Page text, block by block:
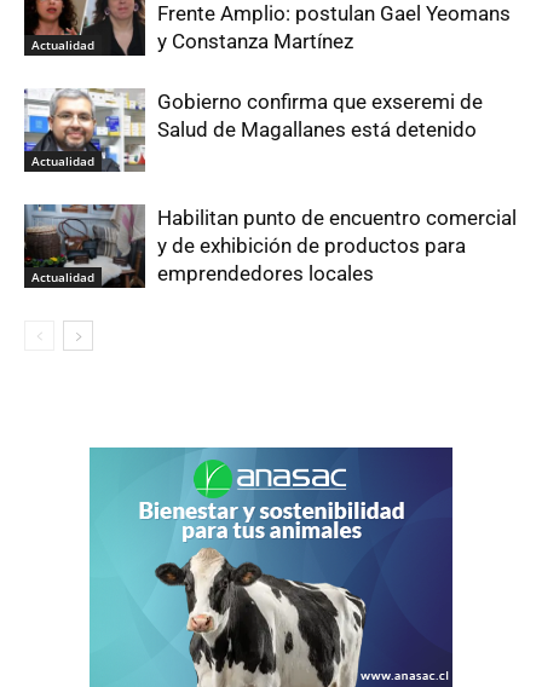
Actualidad
Frente Amplio: postulan Gael Yeomans
y Constanza Martínez
Actualidad
Gobierno confirma que exseremi de
Salud de Magallanes está detenido
Actualidad
Habilitan punto de encuentro comercial
y de exhibición de productos para
emprendedores locales